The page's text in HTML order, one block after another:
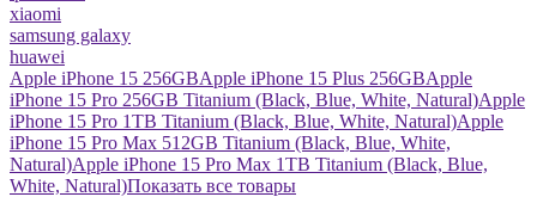
xiaomi
samsung galaxy
huawei
Apple iPhone 15 256GBApple iPhone 15 Plus 256GBApple
iPhone 15 Pro 256GB Titanium (Black, Blue, White, Natural)Apple
iPhone 15 Pro 1TB Titanium (Black, Blue, White, Natural)Apple
iPhone 15 Pro Max 512GB Titanium (Black, Blue, White,
Natural)Apple iPhone 15 Pro Max 1TB Titanium (Black, Blue,
White, Natural)Показать все товары